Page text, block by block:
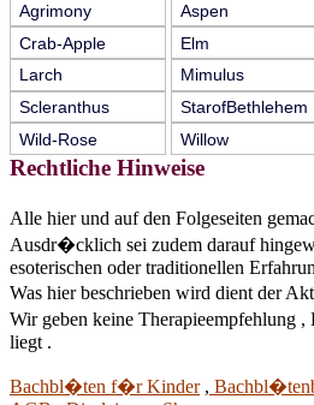
Agrimony Aspen
Crab-Apple
Elm
Larch
Mimulus
Scleranthus
StarofBethlehem
Wild-Rose
Willow
Rechtliche Hinweise
Alle hier und auf den Folgeseiten
Ausdr�cklich sei zudem darauf
esoterischen oder traditionellen
Was hier beschrieben wird dient der
Wir geben keine Therapieempfehlung
liegt .
Bachbl�ten f�r Kinder,